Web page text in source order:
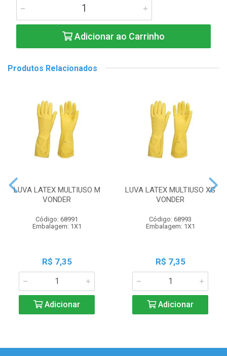
Adicionar ao Carrinho
Produtos Relacionados
LUVA LATEX MULTIUSO M
VONDER
Código: 68991
Embalagem: 1X1
R$ 7,35
Adicionar
LUVA LATEX MULTIUSO XG
VONDER
Código: 68993
Embalagem: 1X1
R$ 7,35
Adicionar